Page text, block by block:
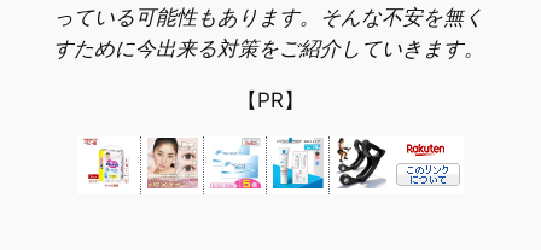
っている可能性もあります。そんな不安を無く
すために今出来る対策をご紹介していきます。
【PR】